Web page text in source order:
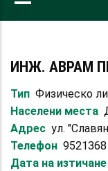
ИНЖ. АВРАМ
Тип Физическо
Населени места
Адрес ул.
Телефон 9521368
Дата на